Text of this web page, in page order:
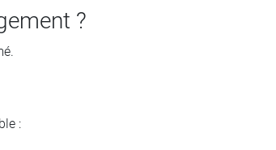
?
: